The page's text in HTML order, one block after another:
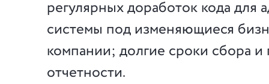
регулярных доработок кода для
системы под изменяющиеся
компании; долгие сроки сбора и
отчетности.